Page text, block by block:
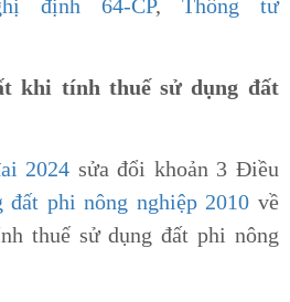
định 64-CP, Thông tư
khi tính thuế sử dụng đất
2024 sửa đổi khoản 3 Điều
đất phi nông nghiệp 2010 về
thuế sử dụng đất phi nông